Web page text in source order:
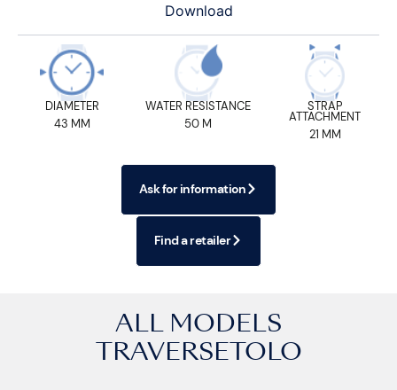
Download
DIAMETER
43 MM
WATER RESISTANCE
50 M
STRAP
ATTACHMENT
21 MM
Ask for information
Find a retailer
ALL MODELS
TRAVERSETOLO